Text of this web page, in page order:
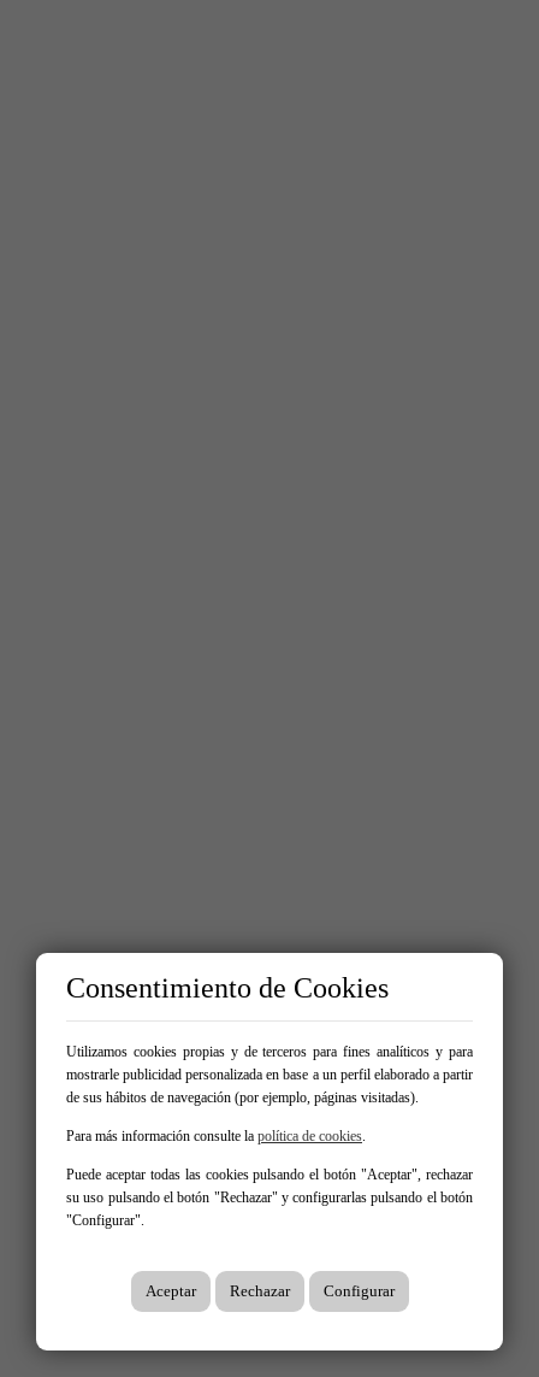
Consentimiento de Cookies
Utilizamos cookies propias y de terceros para fines analíticos y para
mostrarle publicidad personalizada en base a un perfil elaborado a partir
de sus hábitos de navegación (por ejemplo, páginas visitadas).
Para más información consulte la política de cookies.
Puede aceptar todas las cookies pulsando el botón "Aceptar", rechazar
su uso pulsando el botón "Rechazar" y configurarlas pulsando el botón
"Configurar".
Aceptar Rechazar Configurar